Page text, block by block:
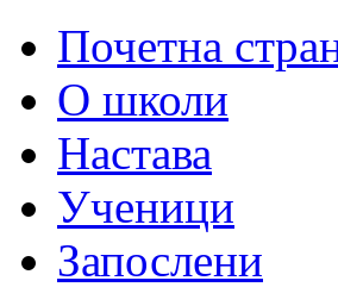
Почетна
О школи
Настава
Ученици
Запослени